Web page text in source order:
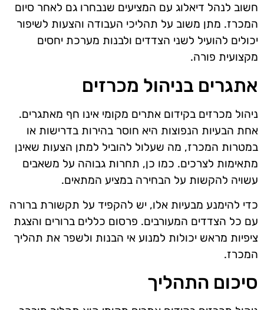
חשוב לנהל דיאלוג עם המציעים שנבחרו גם לאחר סיום
המכרז. מתן משוב על תהליכי העבודה והצעות לשיפור
יכולים להועיל לשני הצדדים ולבנות מערכת יחסים
מקצועית פורה.
אתגרים בניהול מכרזים
ניהול מכרזים בקידום אתרים מקומי אינו חף מאתגרים.
אחת הבעיות הנפוצות היא חוסר בהירות בדרישות או
במטרות המכרז, מה שעלול להוביל למתן הצעות שאינן
מתאימות לצרכים. כמו כן, תחרות גבוהה על משאבים
עשויה להקשות על הבחירה במציע המתאים.
כדי להימנע מבעיות אלו, יש להקפיד על תקשורת ברורה
עם כל הצדדים המעורבים. פרסום כללים ברורים והצגת
ציפיות מראש יכולות למנוע אי הבנות ולשפר את תהליך
המכרז.
סיכום התהליך